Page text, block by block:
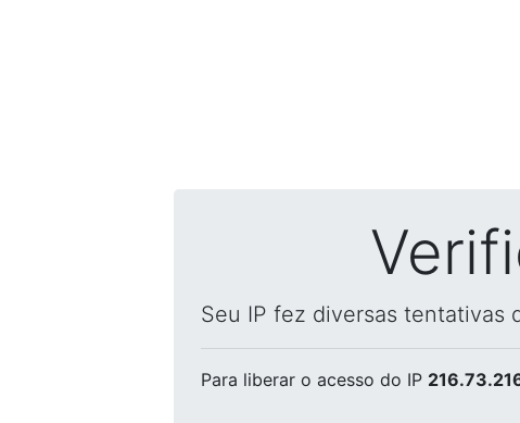
Seu IP fez diversas tentativas
Para liberar o acesso do IP